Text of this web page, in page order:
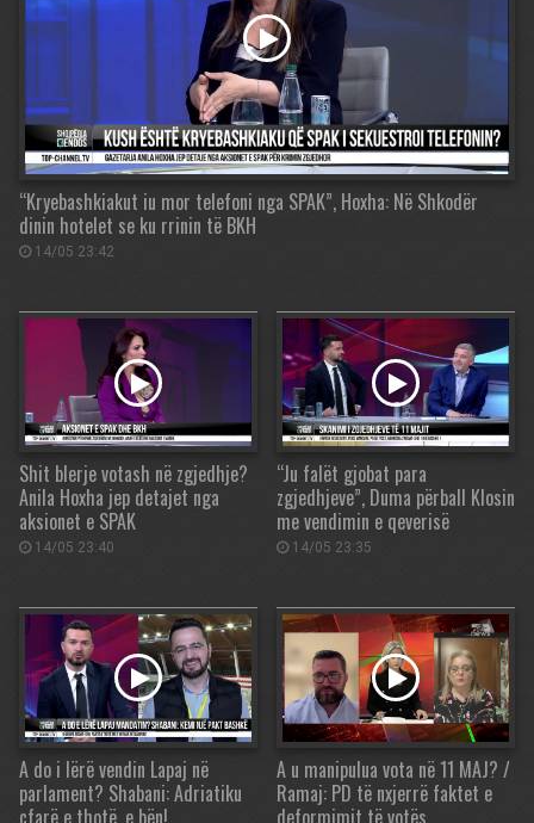
“Kryebashkiakut iu mor telefoni nga SPAK”, Hoxha: Në Shkodër
dinin hotelet se ku rrinin të BKH
14/05 23:42
Shit blerje votash në zgjedhje?
Anila Hoxha jep detajet nga
aksionet e SPAK
14/05 23:40
“Ju falët gjobat para
zgjedhjeve”, Duma përball Klosin
me vendimin e qeverisë
14/05 23:35
A do i lërë vendin Lapaj në
parlament? Shabani: Adriatiku
çfarë e thotë, e bën!
A u manipulua vota në 11 MAJ? /
Ramaj: PD të nxjerrë faktet e
deformimit të votës